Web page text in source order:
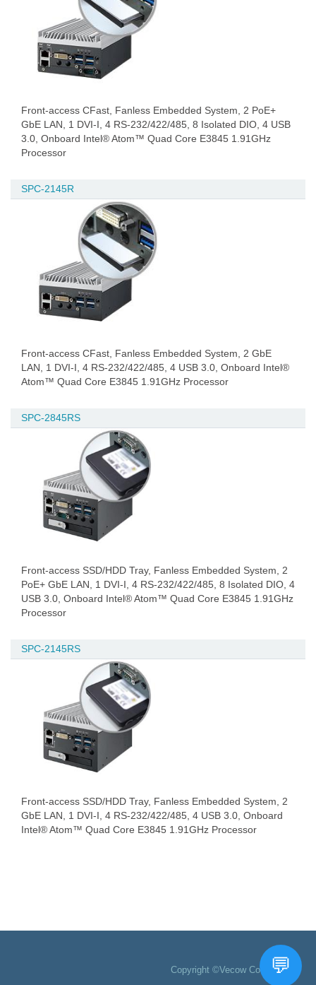
Front-access CFast, Fanless Embedded System, 2 PoE+
GbE LAN, 1 DVI-I, 4 RS-232/422/485, 8 Isolated DIO, 4 USB
3.0, Onboard Intel® Atom™ Quad Core E3845 1.91GHz
Processor
SPC-2145R
Front-access CFast, Fanless Embedded System, 2 GbE
LAN, 1 DVI-I, 4 RS-232/422/485, 4 USB 3.0, Onboard Intel®
Atom™ Quad Core E3845 1.91GHz Processor
SPC-2845RS
Front-access SSD/HDD Tray, Fanless Embedded System, 2
PoE+ GbE LAN, 1 DVI-I, 4 RS-232/422/485, 8 Isolated DIO, 4
USB 3.0, Onboard Intel® Atom™ Quad Core E3845 1.91GHz
Processor
SPC-2145RS
Front-access SSD/HDD Tray, Fanless Embedded System, 2
GbE LAN, 1 DVI-I, 4 RS-232/422/485, 4 USB 3.0, Onboard
Intel® Atom™ Quad Core E3845 1.91GHz Processor
Copyright ©Vecow Co., Ltd.